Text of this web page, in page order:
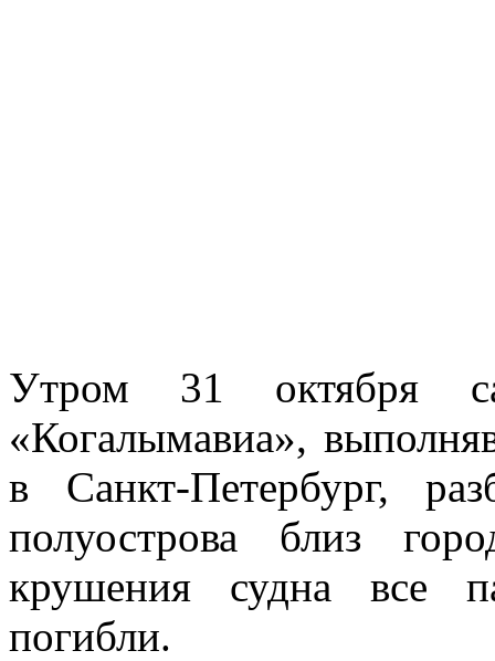
Утром 31 октября
«Когалымавиа»,
в Санкт-Петербург,
полуострова близ
крушения судна все
погибли.